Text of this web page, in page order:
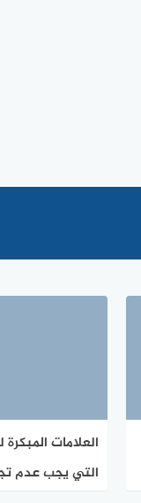
العلامات
التي يجب عدم